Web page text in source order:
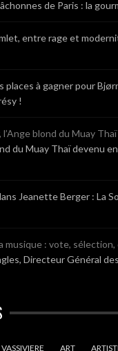
de Paris : la
entre rage et
places à gagner pour
!
blond du Muay Thaï
du Muay Thaï devenu
Jeanette Berger : La
musique : vote, sélection,
Directeur Général
ART